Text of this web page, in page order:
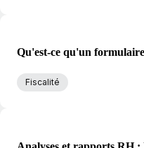
Qu'est-ce qu'un
Fiscalité